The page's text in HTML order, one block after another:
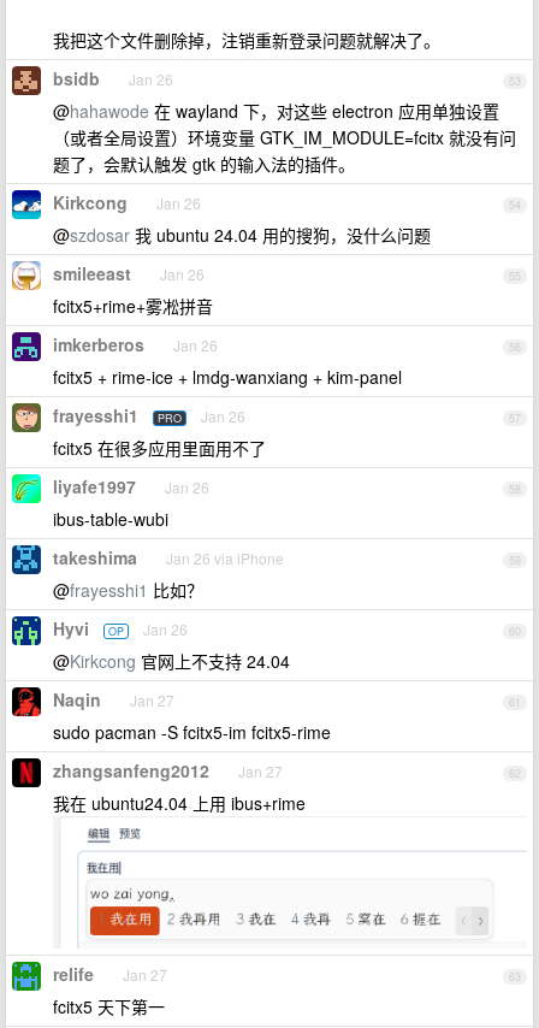
我把这个文件删除掉，注销重新登录问题就解决了。
53
bsidb Jan 26
@hahawode 在 wayland 下，对这些 electron 应用单独设置
（或者全局设置）环境变量 GTK_IM_MODULE=fcitx 就没有问
题了，会默认触发 gtk 的输入法的插件。
54
Kirkcong Jan 26
@szdosar 我 ubuntu 24.04 用的搜狗，没什么问题
55
smileeast Jan 26
fcitx5+rime+雾凇拼音
56
imkerberos Jan 26
fcitx5 + rime-ice + lmdg-wanxiang + kim-panel
57
frayesshi1 PRO Jan 26
fcitx5 在很多应用里面用不了
58
liyafe1997 Jan 26
ibus-table-wubi
59
takeshima Jan 26 via iPhone
@frayesshi1 比如？
60
Hyvi OP Jan 26
@Kirkcong 官网上不支持 24.04
61
Naqin Jan 27
sudo pacman -S fcitx5-im fcitx5-rime
62
zhangsanfeng2012 Jan 27
我在 ubuntu24.04 上用 ibus+rime
63
relife Jan 27
fcitx5 天下第一